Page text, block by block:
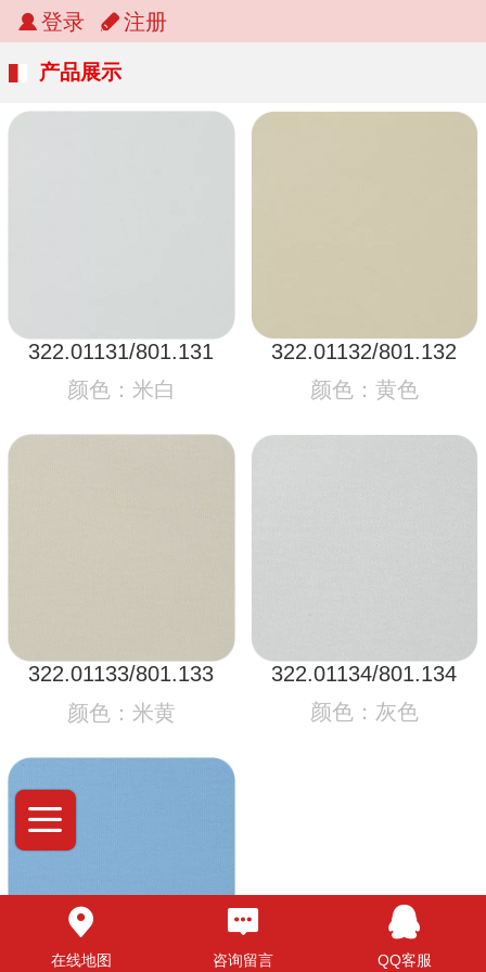
登录 注册
产品展示
322.01131/801.131
颜色：米白
322.01132/801.132
颜色：黄色
322.01133/801.133
颜色：米黄
322.01134/801.134
颜色：灰色
在线地图 咨询留言 QQ客服